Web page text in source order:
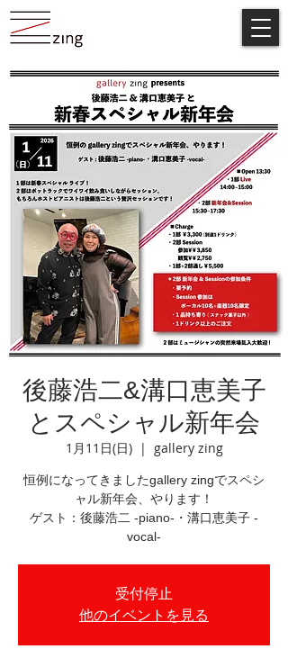
後藤浩二&溝口恵美子
とスペシャル新年会
1月11日(日)
  |
gallery zing
恒例になってきましたgallery zingでスペシ
ャル新年会、やります！
ゲスト：後藤浩二 -piano-・溝口恵美子 -
vocal-
受付停止
他のイベントを見る